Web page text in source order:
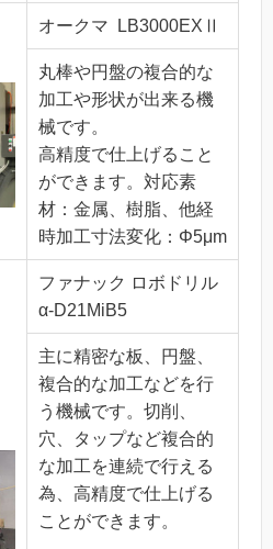
オークマ LB3000EXⅡ
丸棒や円盤の複合的な
加工や形状が出来る機
械です。
高精度で仕上げること
ができます。対応素
材：金属、樹脂、他経
時加工寸法変化：Φ5μm
ファナック ロボドリル
α-D21MiB5
主に精密な板、円盤、
複合的な加工などを行
う機械です。切削、
穴、タップなど複合的
な加工を連続で行える
為、高精度で仕上げる
ことができます。